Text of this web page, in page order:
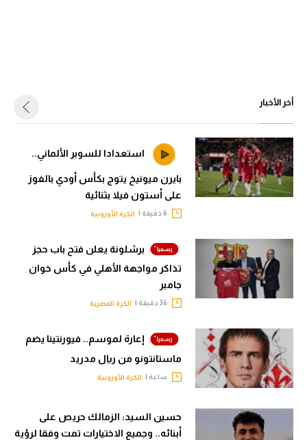
أخر الأخبار
استعدادا للسوبر الألماني..
بايرن ميونيخ يتوج بكأس أودي بالفوز
على أستون فيلا بثنائية
الكرة الأوروبية
برشلونة يعلن فتح باب حجز
تذاكر مواجهة الأهلي في كأس خوان
جامبر
الكرة المصرية
إعارة لموسم.. فيورنتينا يضم
ماستانتونو من ريال مدريد
ساعة | الكرة الأوروبية
حسين السيد: الزمالك حريص على
أبنائه.. وجميع الاختيارات تمت وفقا لرؤية